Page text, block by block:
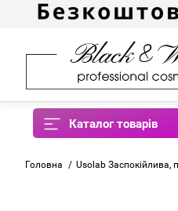
Каталог товарів
Головна Usolab